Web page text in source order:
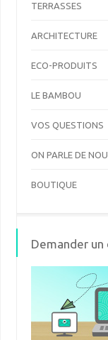
TERRASSES
ARCHITECTURE
ECO-PRODUITS
LE BAMBOU
VOS QUESTIONS
ON PARLE DE
BOUTIQUE
Demander un